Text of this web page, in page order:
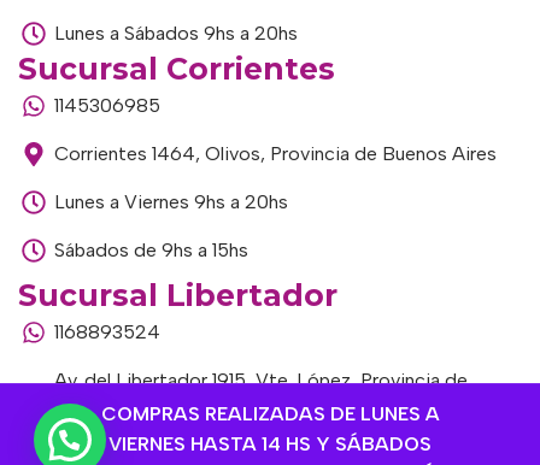
COMPRAS REALIZADAS DE LUNES A
VIERNES HASTA 14 HS Y SÁBADOS
Lunes a Sábados 9hs a 20hs
Sucursal Corrientes
1145306985
Corrientes 1464, Olivos, Provincia de Buenos Aires
Lunes a Viernes 9hs a 20hs
Sábados de 9hs a 15hs
Sucursal Libertador
1168893524
Av. del Libertador 1915, Vte. López, Provincia de
Buenos Aires
Lunes a Viernes de 9hs a 13hs / 16hs a 20hs